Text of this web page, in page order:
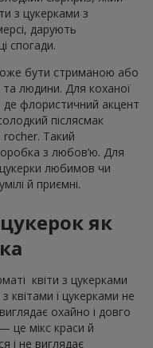
з цукерками з
дарують
спогади.
бути стриманою або
людини. Для коханої
де флористичний акцент
післясмак
Такий
з любов’ю. Для
любимов чи
й приємні.
цукерок як
квіти з цукерками
квітами і цукерками не
охайно і довго
це мікс краси й
і не виглядає